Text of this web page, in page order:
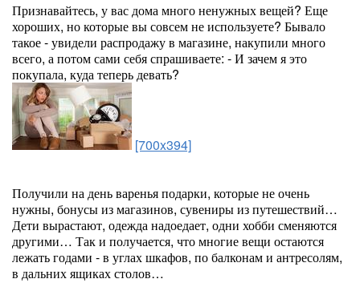
Признавайтесь, у вас дома много ненужных вещей? Еще
хороших, но которые вы совсем не используете? Бывало
такое - увидели распродажу в магазине, накупили много
всего, а потом сами себя спрашиваете: - И зачем я это
покупала, куда теперь девать?
[700x394]
Получили на день варенья подарки, которые не очень
нужны, бонусы из магазинов, сувениры из путешествий…
Дети вырастают, одежда надоедает, одни хобби сменяются
другими… Так и получается, что многие вещи остаются
лежать годами - в углах шкафов, по балконам и антресолям,
в дальних ящиках столов…